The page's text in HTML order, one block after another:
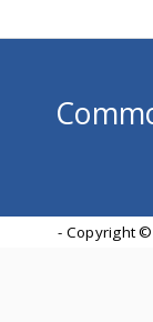
- Copyright ©